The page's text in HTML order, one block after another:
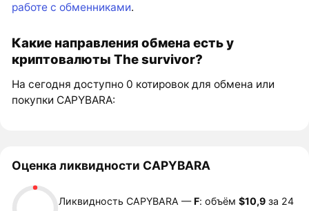
работе с обменниками.
Какие направления обмена есть у
криптовалюты The survivor?
На сегодня доступно 0 котировок для обмена или
покупки CAPYBARA:
Оценка ликвидности CAPYBARA
Ликвидность CAPYBARA —F: объём$10,9 за 24